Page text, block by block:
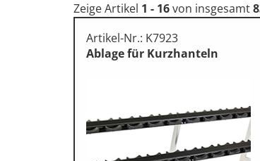
Bälle,
Cube Sports
Hockey, Base-,
Kampfsport
Zeige Artikel 1 - 16von insgesamt
Artikel-Nr.: K7923
Ablage für Kurzhanteln